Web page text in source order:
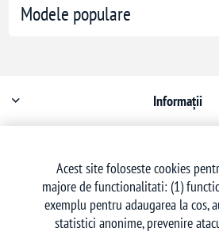
Modele populare
Informații
Serviciu clienți
Acest site foloseste cookies
majore de functionalitati: (1)
exemplu pentru adaugarea la cos,
statistici anonime, prevenire